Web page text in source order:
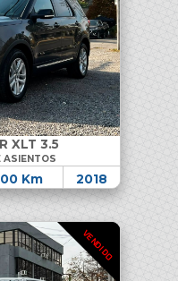
XLT 3.5
ASIENTOS
Km 2018
VENDIDO